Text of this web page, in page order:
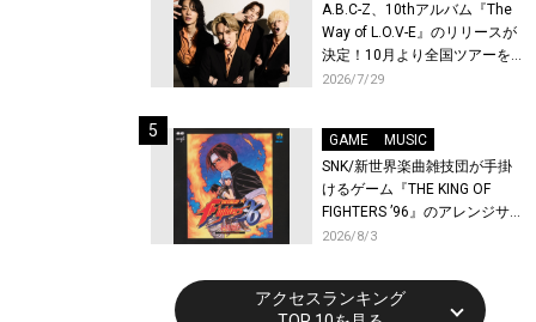
A.B.C-Z、10thアルバム『The
Way of L.O.V-E』のリリースが
決定！10月より全国ツアーを
開催！
2026/7/29
GAME
MUSIC
SNK/新世界楽曲雑技団が手掛
けるゲーム『THE KING OF
FIGHTERS ’96』のアレンジサ
ウンドトラックが配信開始！
2026/8/3
アクセスランキング